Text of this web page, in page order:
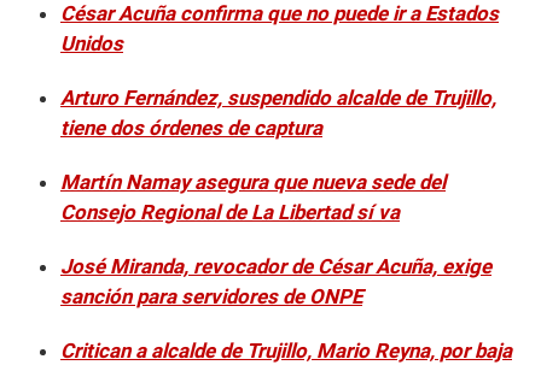
César Acuña confirma que no puede ir a Estados
Unidos
Arturo Fernández, suspendido alcalde de Trujillo,
tiene dos órdenes de captura
Martín Namay asegura que nueva sede del
Consejo Regional de La Libertad sí va
José Miranda, revocador de César Acuña, exige
sanción para servidores de ONPE
Critican a alcalde de Trujillo, Mario Reyna, por baja